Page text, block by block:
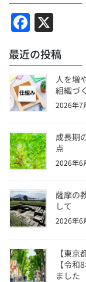
F
a
c
e
b
o
o
k
最近の投稿
人を増
組織づ
2026年7
成長期
点
2026年6
薩摩の
して
2026年6
【東
【令
ました